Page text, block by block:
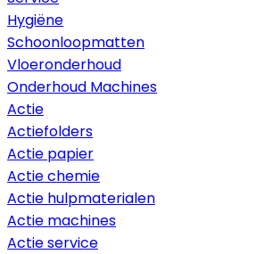
Hygiëne
Schoonloopmatten
Vloeronderhoud
Onderhoud Machines
Actie
Actiefolders
Actie papier
Actie chemie
Actie hulpmaterialen
Actie machines
Actie service